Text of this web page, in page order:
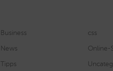
Business
css
News
Online-
Tipps